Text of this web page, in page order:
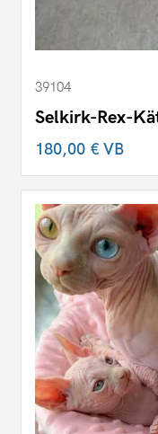
39104
Selkirk-Rex-
180,00 €VB